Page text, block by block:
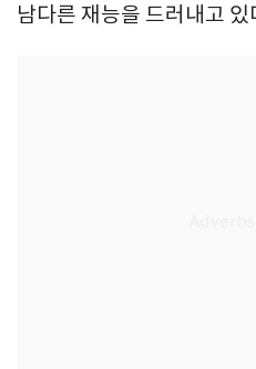
남다른 재능을 드러내고 있